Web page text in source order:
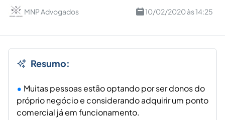
MNP Advogados 10/02/2020 às 14:25
Resumo:
Muitas pessoas estão optando por ser donos do
próprio negócio e considerando adquirir um ponto
comercial já em funcionamento.